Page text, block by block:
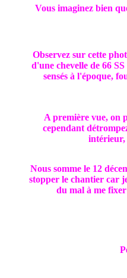
Vous imaginez bien
Observez sur cette
d'une chevelle de 66
sensés à l'époque,
A première vue, on
cependant
intérieur,
Nous somme le 12
stopper le chantier car
du mal à me